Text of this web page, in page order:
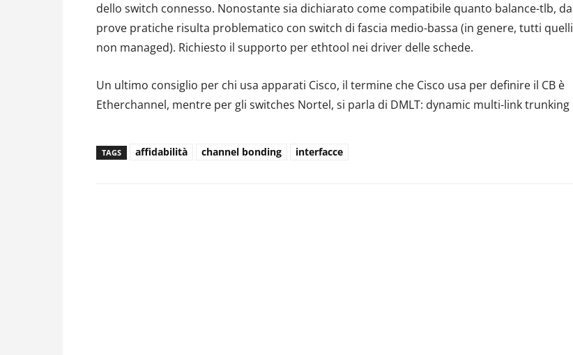
dello switch connesso. Nonostante sia dichiarato come compatibile quanto balance-tlb, da
prove pratiche risulta problematico con switch di fascia medio-bassa (in genere, tutti quelli
non managed). Richiesto il supporto per ethtool nei driver delle schede.
Un ultimo consiglio per chi usa apparati Cisco, il termine che Cisco usa per definire il CB è
Etherchannel, mentre per gli switches Nortel, si parla di DMLT: dynamic multi-link trunking
TAGS affidabilità channel bonding interfacce